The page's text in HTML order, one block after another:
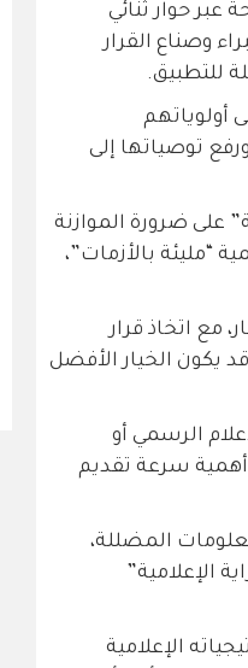
عبر حوار ثنائي
وصناع القرار
للتطبيق.
أولوياتهم
توصياتها إلى
على ضرورة الموازنة
“مليئة بالأزمات”،
مع اتخاذ قرار
يكون الخيار الأفضل
الرسمي أو
أهمية سرعة تقديم
المضللة،
الإعلامية”
الإعلامية